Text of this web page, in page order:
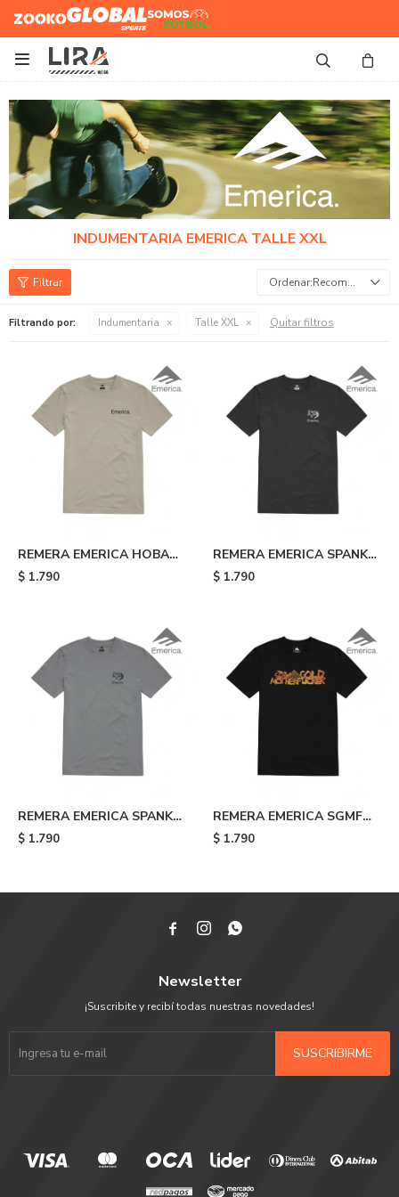
Zooko Global Sports
Somos
Futbol

INDUMENTARIA EMERICA TALLE XXL
Recomendados
Filtrando por: Indumentaria Talle XXL Quitar filtros
REMERA EMERICA HOBAN
G TEE - 322
$ 1.790
REMERA EMERICA SPANKY
TOOTH TEE - Black
$ 1.790
REMERA EMERICA SPANKY
TOOTH TEE - Black
$ 1.790
REMERA EMERICA SGMF
TEE - Black
$ 1.790
  
Newsletter
¡Suscribite y recibí todas nuestras novedades!
SUSCRIBIRME